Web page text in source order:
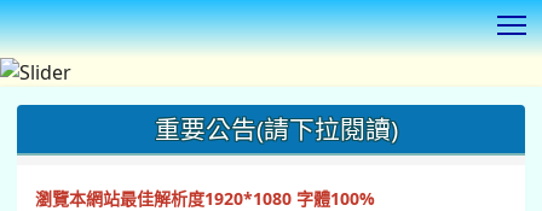
重要公告(請下拉閱讀)
瀏覽本網站最佳解析度1920*1080 字體100%